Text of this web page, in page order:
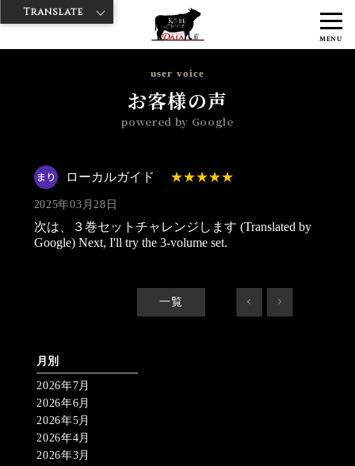
MENU
神戸牛ダイヤ > 神戸牛ダイア 観音通り店
ローカ
user voice
お客様の声
powered by Google
ローカルガイド
2025年03月28日
次は、３巻セットチャレンジします (Translated by
Google) Next, I'll try the 3-volume set.
一覧 < >
月別
2026年7月
2026年6月
2026年5月
2026年4月
2026年3月
Translate